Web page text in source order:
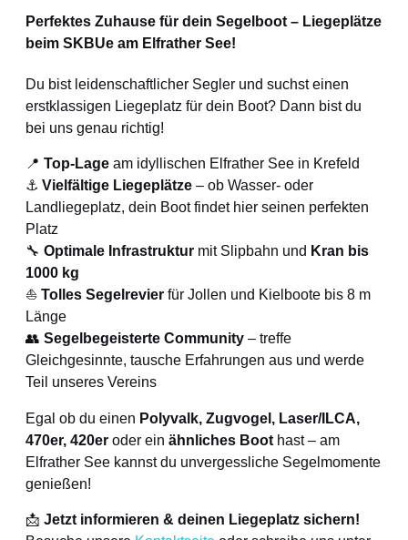
Perfektes Zuhause für dein Segelboot – Liegeplätze
beim SKBUe am Elfrather See!
Du bist leidenschaftlicher Segler und suchst einen
erstklassigen Liegeplatz für dein Boot? Dann bist du
bei uns genau richtig!
📍 Top-Lage am idyllischen Elfrather See in Krefeld
⚓ Vielfältige Liegeplätze – ob Wasser- oder
Landliegeplatz, dein Boot findet hier seinen perfekten
Platz
🔧 Optimale Infrastruktur mit Slipbahn und Kran bis
1000 kg
⛵ Tolles Segelrevier für Jollen und Kielboote bis 8 m
Länge
👥 Segelbegeisterte Community – treffe
Gleichgesinnte, tausche Erfahrungen aus und werde
Teil unseres Vereins
Egal ob du einen Polyvalk, Zugvogel, Laser/ILCA,
470er, 420er oder ein ähnliches Boot hast – am
Elfrather See kannst du unvergessliche Segelmomente
genießen!
📩 Jetzt informieren & deinen Liegeplatz sichern!